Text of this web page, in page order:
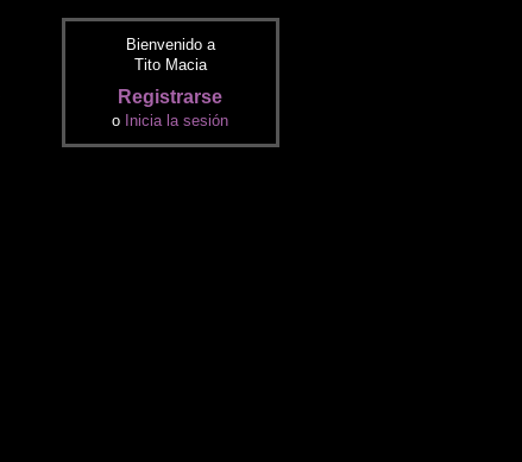
Bienvenido a
Tito Macia
Registrarse
o Inicia la sesión